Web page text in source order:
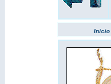
Inicio